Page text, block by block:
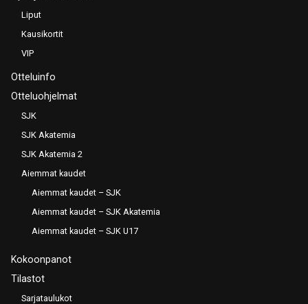
Liput
Kausikortit
VIP
Otteluinfo
Otteluohjelmat
SJK
SJK Akatemia
SJK Akatemia 2
Aiemmat kaudet
Aiemmat kaudet – SJK
Aiemmat kaudet – SJK Akatemia
Aiemmat kaudet – SJK U17
Kokoonpanot
Tilastot
Sarjataulukot